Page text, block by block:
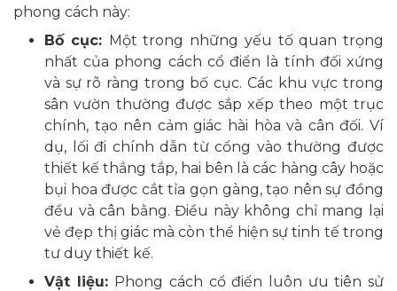
phong cách này:
Bố cục: Một trong những yếu tố quan trọng
nhất của phong cách cổ điển là tính đối xứng
và sự rõ ràng trong bố cục. Các khu vực trong
sân vườn thường được sắp xếp theo một trục
chính, tạo nên cảm giác hài hòa và cân đối. Ví
dụ, lối đi chính dẫn từ cổng vào thường được
thiết kế thẳng tắp, hai bên là các hàng cây hoặc
bụi hoa được cắt tỉa gọn gàng, tạo nên sự đồng
đều và cân bằng. Điều này không chỉ mang lại
vẻ đẹp thị giác mà còn thể hiện sự tinh tế trong
tư duy thiết kế.
Vật liệu: Phong cách cổ điển luôn ưu tiên sử